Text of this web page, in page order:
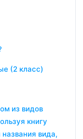
(2 класс)
из видов
книгу
вида,